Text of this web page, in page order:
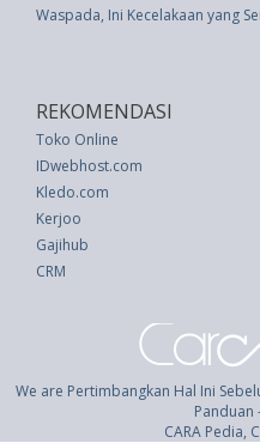
Waspada, Ini Kecelakaan yang
REKOMENDASI
Toko Online
IDwebhost.com
Kledo.com
Kerjoo
Gajihub
CRM
We are Pertimbangkan Hal Ini
Panduan
CARA Pedia,